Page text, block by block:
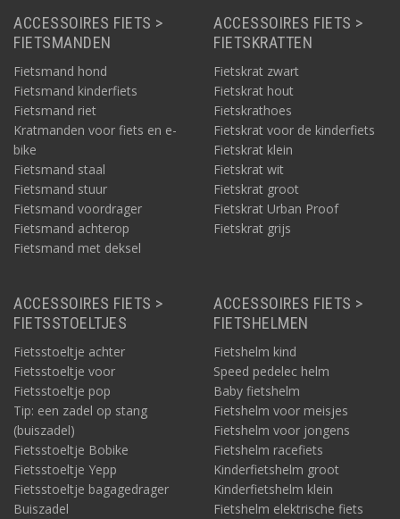
ACCESSOIRES FIETS >
FIETSMANDEN
Fietsmand hond
Fietsmand kinderfiets
Fietsmand riet
Kratmanden voor fiets en e-
bike
Fietsmand staal
Fietsmand stuur
Fietsmand voordrager
Fietsmand achterop
Fietsmand met deksel
ACCESSOIRES FIETS >
FIETSKRATTEN
Fietskrat zwart
Fietskrat hout
Fietskrathoes
Fietskrat voor de kinderfiets
Fietskrat klein
Fietskrat wit
Fietskrat groot
Fietskrat Urban Proof
Fietskrat grijs
ACCESSOIRES FIETS >
FIETSSTOELTJES
Fietsstoeltje achter
Fietsstoeltje voor
Fietsstoeltje pop
Tip: een zadel op stang
(buiszadel)
Fietsstoeltje Bobike
Fietsstoeltje Yepp
Fietsstoeltje bagagedrager
Buiszadel
ACCESSOIRES FIETS >
FIETSHELMEN
Fietshelm kind
Speed pedelec helm
Baby fietshelm
Fietshelm voor meisjes
Fietshelm voor jongens
Fietshelm racefiets
Kinderfietshelm groot
Kinderfietshelm klein
Fietshelm elektrische fiets